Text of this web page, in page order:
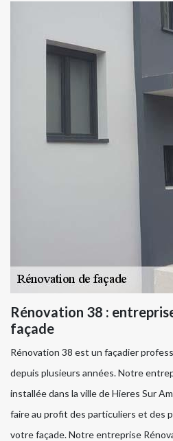
Rénovation 38 :
façade
Rénovation 38 est un façadier
depuis plusieurs années. Notre
installée dans la ville de Hieres Sur
faire au profit des particuliers et des
votre façade. Notre entreprise